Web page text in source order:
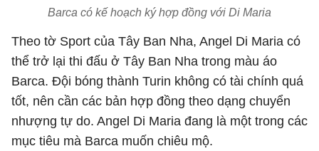
Barca có kế hoạch ký hợp đồng với Di Maria
Theo tờ Sport của Tây Ban Nha, Angel Di Maria có
thể trở lại thi đấu ở Tây Ban Nha trong màu áo
Barca. Đội bóng thành Turin không có tài chính quá
tốt, nên cần các bản hợp đồng theo dạng chuyển
nhượng tự do. Angel Di Maria đang là một trong các
mục tiêu mà Barca muốn chiêu mộ.